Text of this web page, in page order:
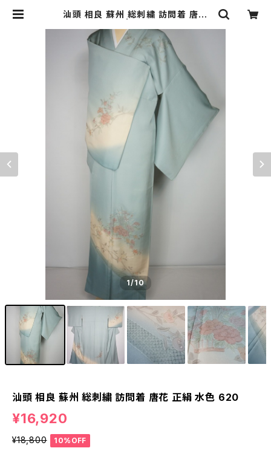
汕頭 相良 蘇州 総刺繍 訪問着 唐花
nline store] キモノリワ 着物 帯
1/10
汕頭 相良 蘇州 総刺繍 訪問着 唐花 正絹 水色 620
¥16,920
¥18,800 10%OFF